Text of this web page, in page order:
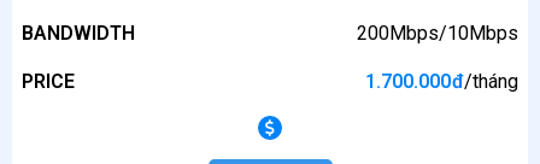
BANDWIDTH 200Mbps/10Mbps
PRICE 1.700.000đ/tháng